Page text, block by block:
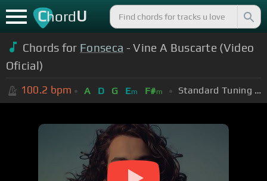
ChordU
Chords for Fonseca - Vine A Buscarte (Video
Oficial)
100.2 bpm A D G Em F#m Standard Tuning (EADGBE)